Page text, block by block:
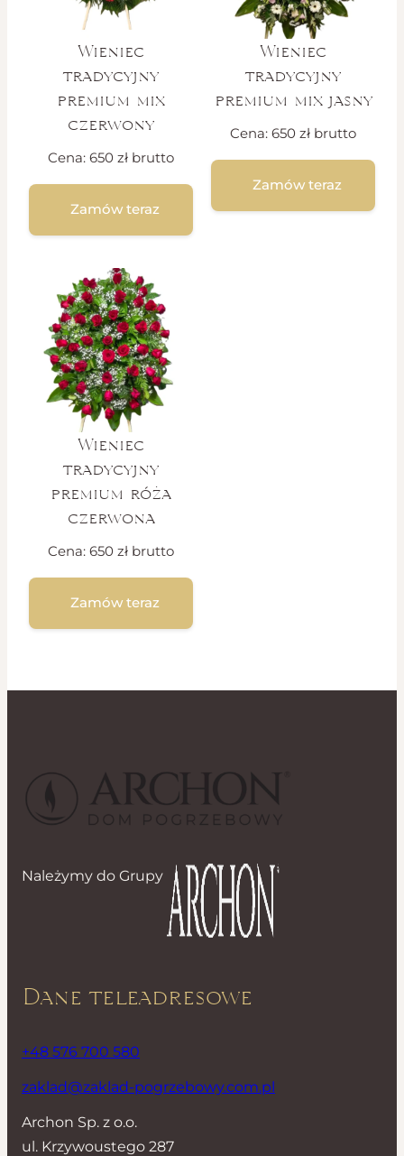
Wieniec
tradycyjny
premium mix
czerwony
Cena: 650 zł brutto
Zamów teraz
Wieniec
tradycyjny
premium mix jasny
Cena: 650 zł brutto
Zamów teraz
Wieniec
tradycyjny
premium róża
czerwona
Cena: 650 zł brutto
Zamów teraz
Należymy do Grupy
Dane teleadresowe
+48 576 700 580
zaklad@zaklad-pogrzebowy.com.pl
Archon Sp. z o.o.
ul. Krzywoustego 287